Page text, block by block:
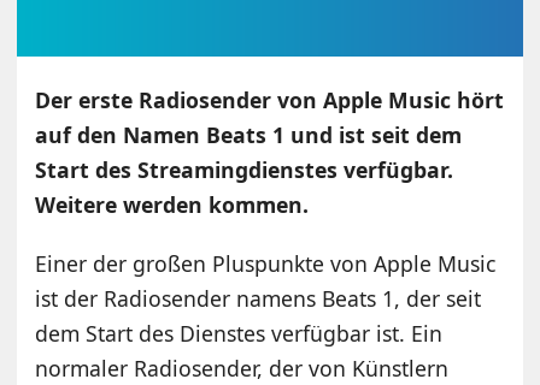
Der erste Radiosender von Apple Music hört
auf den Namen Beats 1 und ist seit dem
Start des Streamingdienstes verfügbar.
Weitere werden kommen.
Einer der großen Pluspunkte von Apple Music
ist der Radiosender namens Beats 1, der seit
dem Start des Dienstes verfügbar ist. Ein
normaler Radiosender, der von Künstlern